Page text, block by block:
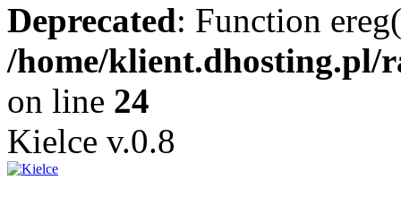
Deprecated: Function
/home/klient.dhosting.pl/
on line 24
Kielce v.0.8